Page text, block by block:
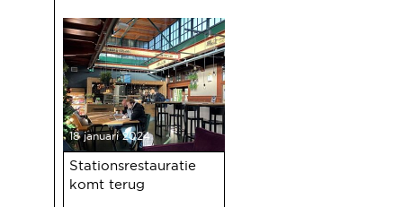
18 januari 2024
Stationsrestauratie
komt terug